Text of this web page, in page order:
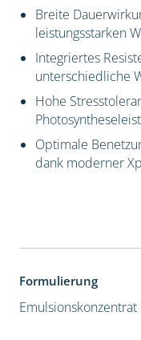
Breite
leistungsstarken
Integriertes
unterschiedliche
Hohe
Optimale
dank moderner
Formulierung
Emulsionskonzentrat